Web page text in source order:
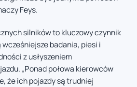
Feys.
silników to kluczowy czynnik
badania, piesi i
z usłyszeniem
„Ponad połowa kierowców
że ich pojazdy są trudniej